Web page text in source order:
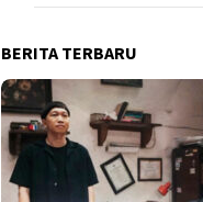
BERITA TERBARU